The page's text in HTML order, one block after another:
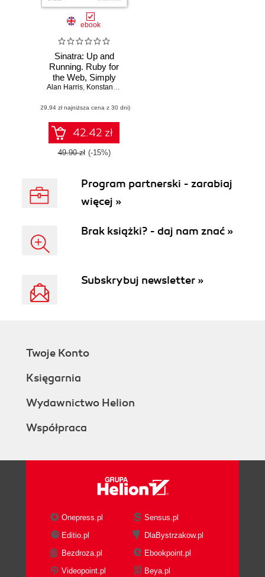
ebook
Sinatra: Up and
Running. Ruby for
the Web, Simply
Alan Harris, Konstantin Haase
(29,94 zł najniższa cena z 30 dni)
42.42 zł
49.90 zł (-15%)
Program partnerski - zarabiaj
więcej »
Brak książki? - daj nam znać »
Subskrybuj newsletter »
Twoje Konto
Księgarnia
Wydawnictwo Helion
Współpraca
Onepress.pl
Sensus.pl
Editio.pl
DlaBystrzakow.pl
Bezdroza.pl
Ebookpoint.pl
Videopoint.pl
Beya.pl